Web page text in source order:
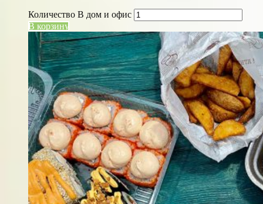
Количество В дом и офис
В корзину